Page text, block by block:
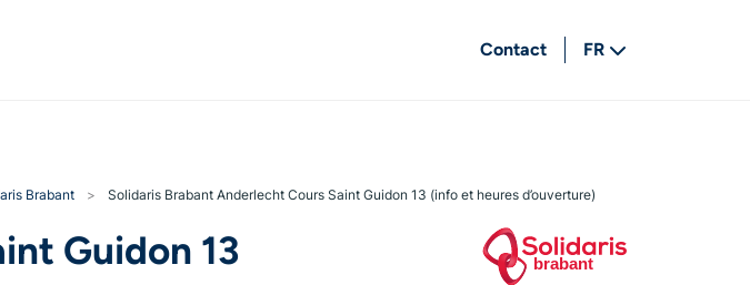
Contact
FR
Brabant > Solidaris Brabant Anderlecht Cours Saint Guidon 13 (info et heures d’ouverture)
Guidon 13